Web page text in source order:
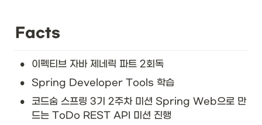
Facts
• 이펙티브 자바 제네릭 파트 2회독
• Spring Developer Tools 학습
•
코드숨 스프링 3기 2주차 미션 Spring Web으로 만
드는 ToDo REST API 미션 진행